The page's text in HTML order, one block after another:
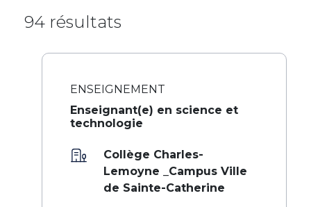
94 résultats
ENSEIGNEMENT
Enseignant(e) en science et
technologie
Collège Charles-
Lemoyne _Campus Ville
de Sainte-Catherine